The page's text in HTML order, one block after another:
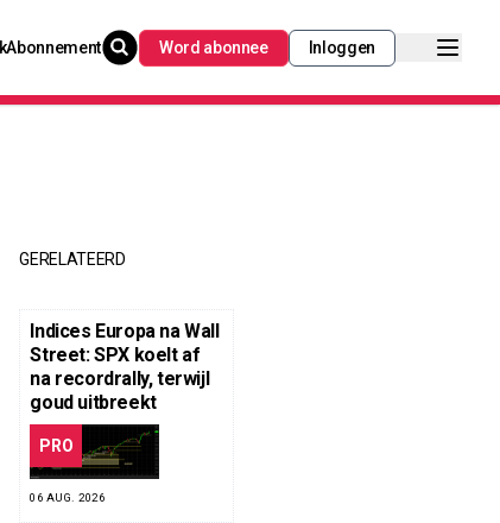
Abonnement Word abonnee Inloggen
GERELATEERD
Indices Europa na Wall
Street: SPX koelt af
na recordrally, terwijl
goud uitbreekt
PRO
06 AUG. 2026